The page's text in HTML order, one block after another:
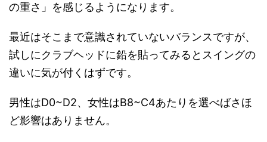
の重さ」を感じるようになります。
最近はそこまで意識されていないバランスですが、
試しにクラブヘッドに鉛を貼ってみるとスイングの
違いに気が付くはずです。
男性はD0~D2、女性はB8~C4あたりを選べばさほ
ど影響はありません。